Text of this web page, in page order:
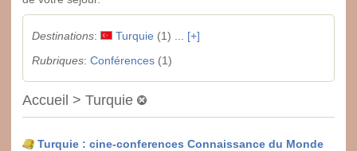
Destinations: Turquie (1) ... [+]
Rubriques: Conférences(1)
Accueil > Turquie
Turquie : cine-conferences Connaissance du Monde